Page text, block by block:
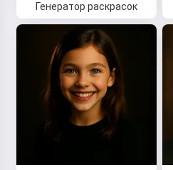
Генератор раскрасок
Прочитать
Начиная использовать